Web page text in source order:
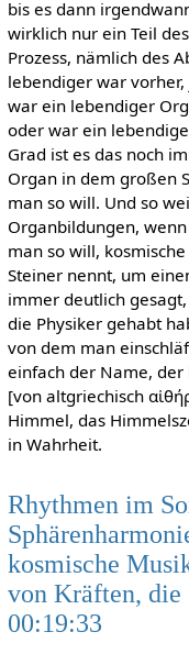
bis es dann
wirklich nur ein Teil
Prozess, nämlich des
lebendiger war vorher,
war ein lebendiger
oder war ein
Grad ist es das noch
Organ in dem großen
man so will. Und so
Organbildungen,
man so will,
Steiner nennt, um
immer deutlich
die Physiker gehabt
von dem man
einfach der Name,
[von altgriechisch
Himmel, das
in Wahrheit.
Rhythmen im
kosmische
von Kräften,
00:19:33